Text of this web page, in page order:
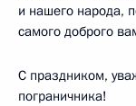
и нашего народа,
самого доброго
С праздником,
пограничника!